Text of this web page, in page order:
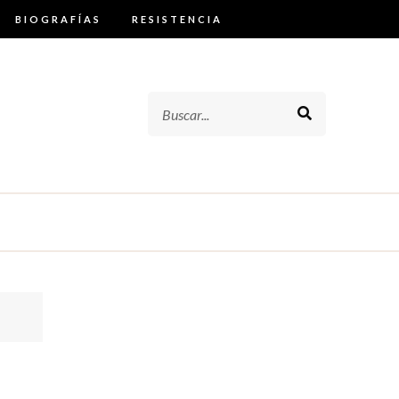
BIOGRAFÍAS RESISTENCIA